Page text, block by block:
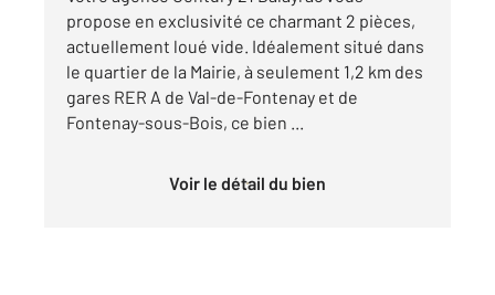
propose en exclusivité ce charmant 2 pièces,
actuellement loué vide. Idéalement situé dans
le quartier de la Mairie, à seulement 1,2 km des
gares RER A de Val-de-Fontenay et de
Fontenay-sous-Bois, ce bien ...
Voir le détail du bien